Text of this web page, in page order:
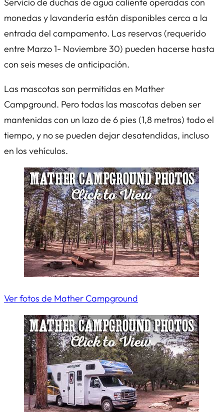
Servicio de duchas de agua caliente operadas con
monedas y lavandería están disponibles cerca a la
entrada del campamento. Las reservas (requerido
entre Marzo 1- Noviembre 30) pueden hacerse hasta
con seis meses de anticipación.
Las mascotas son permitidas en Mather
Campground. Pero todas las mascotas deben ser
mantenidas con un lazo de 6 pies (1,8 metros) todo el
tiempo, y no se pueden dejar desatendidas, incluso
en los vehículos.
Ver fotos de Mather Campground